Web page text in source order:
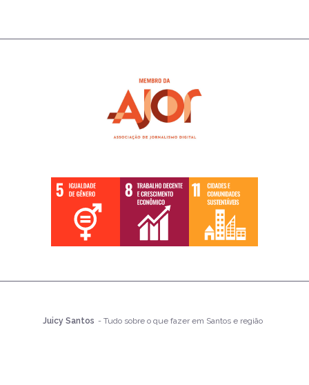
Juicy Santos - Tudo sobre o que fazer em Santos e região